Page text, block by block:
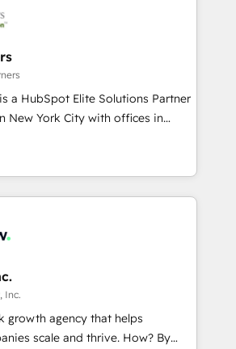
with each other. Together we
customer processes and
integrations, data architecture,
Dynamics, and legacy CRM
integrations with platforms
Ticketek, SevenRooms,
and Salesforce; HubSpot CMS
Partner, we deliver advanced
integrations in the HubSpot
Academy accreditations, six
recognition in Financial Services
a HubSpot Elite Solutions Partner
New York City with offices in
As a global
we specialize in working with
companies to implement the
across client organizations.
professional services,
real estate, technology,
managed services, transportation
solar, staffing and recruiting,
and government contractors. Our
Inc.
growth agency that helps
scale and thrive. How? By